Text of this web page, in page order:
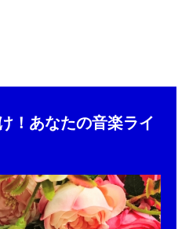
！あなたの音楽ライ